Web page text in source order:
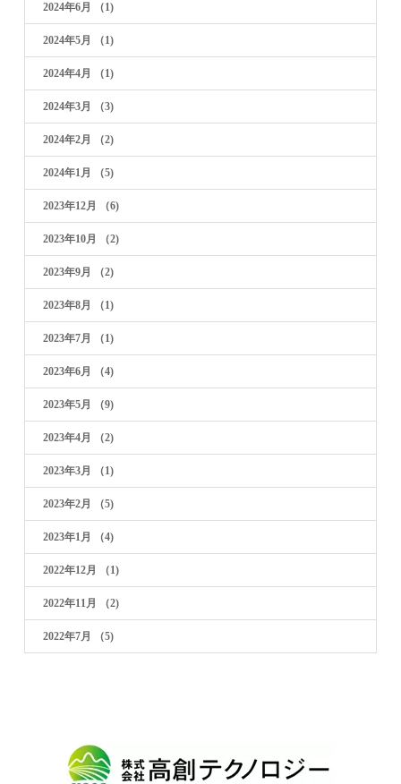
2024年6月 （1)
2024年5月 （1)
2024年4月 （1)
2024年3月 （3)
2024年2月 （2)
2024年1月 （5)
2023年12月 （6)
2023年10月 （2)
2023年9月 （2)
2023年8月 （1)
2023年7月 （1)
2023年6月 （4)
2023年5月 （9)
2023年4月 （2)
2023年3月 （1)
2023年2月 （5)
2023年1月 （4)
2022年12月 （1)
2022年11月 （2)
2022年7月 （5)